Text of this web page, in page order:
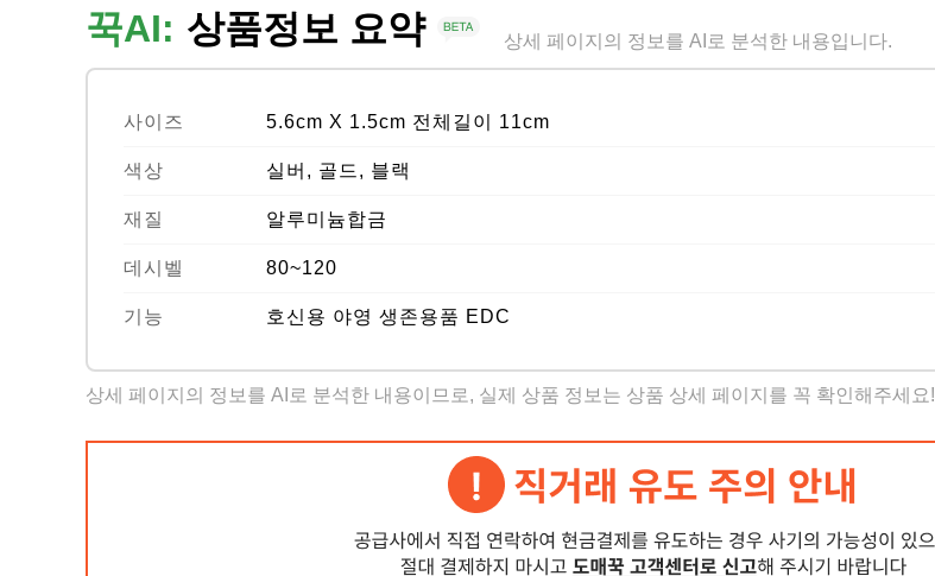
꾹AI: 상품정보 요약 상세 페이지의 정보를 AI로 분석한 내용입니다.
사이즈 5.6cm X 1.5cm 전체길이 11cm
색상 실버, 골드, 블랙
재질 알루미늄합금
데시벨 80~120
기능 호신용 야영 생존용품 EDC
상세 페이지의 정보를 AI로 분석한 내용이므로, 실제 상품 정보는 상품 상세 페이지를 꼭 확인해주세요!